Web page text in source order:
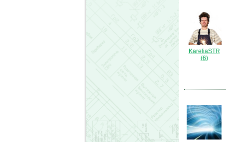
KareliaSTR
(6)